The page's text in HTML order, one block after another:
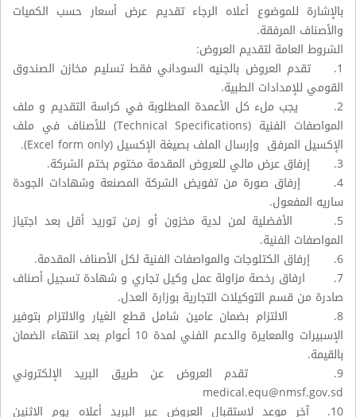
بالإشارة للموضوع أعلاه الرجاء تقديم عرض أسعار حسب الكميات
والأصناف المرفقة.
الشروط العامة لتقديم العروض:
1. تقدم العروض بالجنيه السوداني فقط تسليم مخازن الصندوق
القومي للإمدادات الطبية.
2. يجب ملء كل الأعمدة المطلوبة في كراسة التقديم و ملف
المواصفات الفنية (Technical Specifications) للأصناف في ملف
الإكسيل المرفق وإرسال الملف بصيغة الإكسيل (Excel form only).
3. إرفاق عرض مالي للعروض المقدمة مختوم بختم الشركة.
4. إرفاق صورة من تفويض الشركة المصنعة وشهادات الجودة
ساريه المفعول.
5. الأفضلية لمن لدية مخزون أو زمن توريد أقل بعد اجتياز
المواصفات الفنية.
6. إرفاق الكتلوجات والمواصفات الفنية لكل الأصناف المقدمة.
7. ارفاق رخصة مزاولة عمل وكيل تجاري و شهادة تسجيل أصناف
صادرة من قسم التوكيلات التجارية بوزارة العدل.
8. الالتزام بضمان عامين شامل قطع الغيار والالتزام بتوفير
الإسبيرات والمعايرة والدعم الفني لمدة 10 أعوام بعد انتهاء الضمان
بالقيمة.
9. تقدم العروض عن طريق البريد الإلكتروني
medical.equ@nmsf.gov.sd
10. آخر موعد لاستقبال العروض عبر البريد أعلاه يوم الإثنين